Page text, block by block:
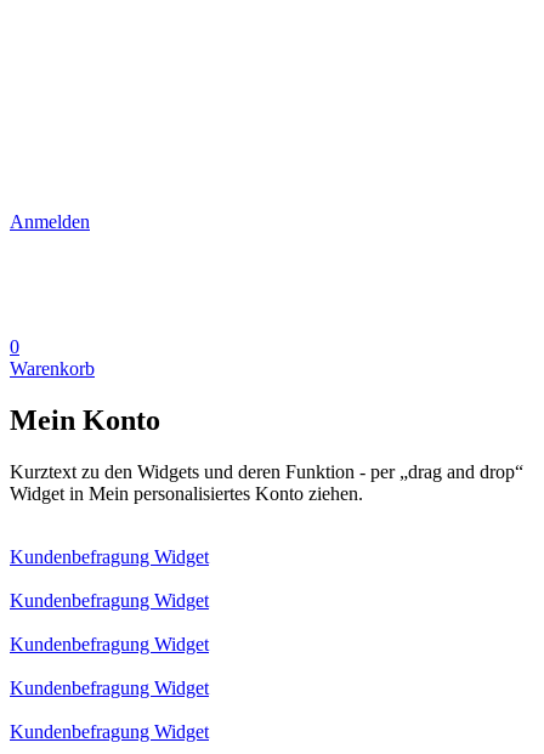
Anmelden
0
Warenkorb
Mein Konto
Kurztext zu den Widgets und deren Funktion - per „drag and drop“
Widget in Mein personalisiertes Konto ziehen.
Kundenbefragung Widget
Kundenbefragung Widget
Kundenbefragung Widget
Kundenbefragung Widget
Kundenbefragung Widget